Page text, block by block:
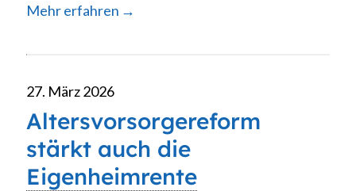
Mehr erfahren
27. März 2026
Altersvorsorgereform
stärkt auch die
Eigenheimrente